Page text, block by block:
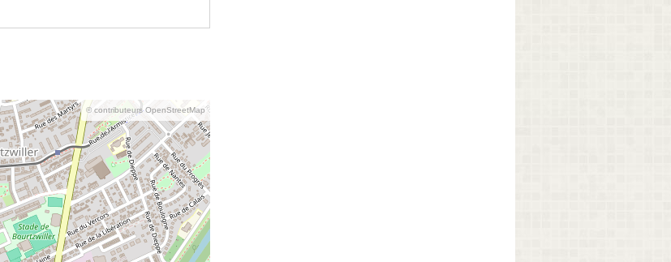
© contributeurs OpenStreetMap